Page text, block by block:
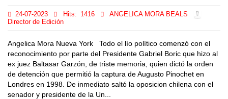
24-07-2023 Hits: 1416
ANGELICA MORA BEALS
Director de Edición
Angelica Mora Nueva York Todo el lío político comenzó con el
reconocimiento por parte del Presidente Gabriel Boric que hizo al
ex juez Baltasar Garzón, de triste memoria, quien dictó la orden
de detención que permitió la captura de Augusto Pinochet en
Londres en 1998. De inmediato saltó la oposicion chilena con el
senador y presidente de la Un...